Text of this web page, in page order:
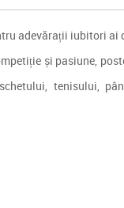
adevărații iubitori ai
și pasiune,
tenisului,